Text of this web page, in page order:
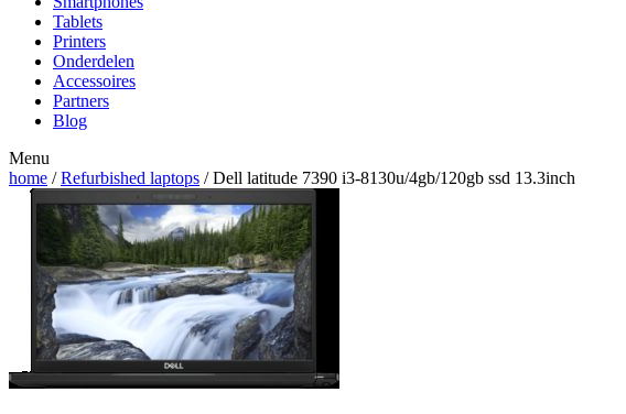
Tablets
Printers
Onderdelen
Accessoires
Partners
Blog
Menu
home /Refurbished laptops / Dell latitude 7390 i3-8130u/4gb/120gb ssd 13.3inch